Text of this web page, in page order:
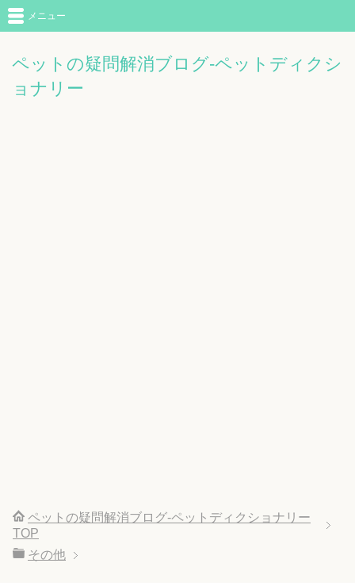
ペットの疑問解消ブログ-ペットディクシ
ョナリー
メニュー
ペットの疑問解消ブログ-ペットディクショナリー
TOP
その他